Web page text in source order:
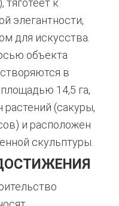
элегантности,
для искусства
объекта
в
14,5 га,
растений (сакуры,
и расположен
скульптуры